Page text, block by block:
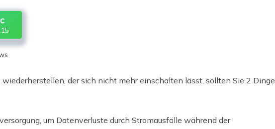
der sich nicht mehr einschalten lässt, sollten Sie 2 Dinge
um Datenverluste durch Stromausfälle während der